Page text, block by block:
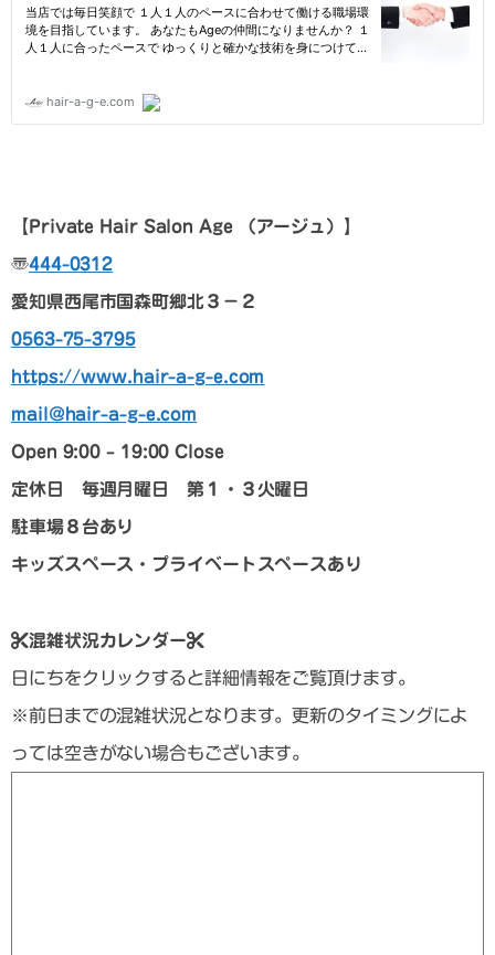
【Private Hair Salon Age （アージュ） 】
〠444-0312
愛知県西尾市国森町郷北３－２
0563-75-3795
https://www.hair-a-g-e.com
mail@hair-a-g-e.com
Open 9:00 – 19:00 Close
定休日 毎週月曜日 第１・３火曜日
駐車場８台あり
キッズスペース・プライベートスペースあり
混雑状況カレンダー
日にちをクリックすると詳細情報をご覧頂けます。
※前日までの混雑状況となります。更新のタイミングによ
っては空きがない場合もございます。